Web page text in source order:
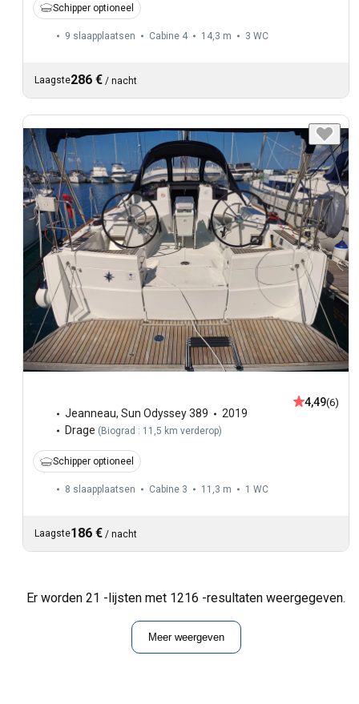
Schipper optioneel
9 slaapplaatsen Cabine 4 14,3 m 3 WC
Laagste286 € / nacht
Jeanneau, Sun Odyssey 389
2019
Drage ( Biograd : 11,5 km verderop)
4,49(6)
Schipper optioneel
8 slaapplaatsen Cabine 3 11,3 m 1 WC
Laagste186 € / nacht
Er worden 21 -lijsten met 1216 -resultaten weergegeven.
Meer weergeven